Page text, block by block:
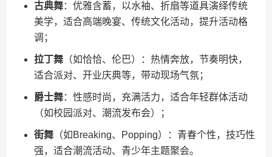
​古典舞​​：优雅含蓄，以水袖、折扇等道具演绎传统
美学，适合高端晚宴、传统文化活动，提升活动格
调；
​拉丁舞​​（如恰恰、伦巴）：热情奔放，节奏明快，
适合派对、开业庆典等，带动现场气氛；
​爵士舞​​：性感时尚，充满活力，适合年轻群体活动
（如校园派对、潮流发布会）；
​街舞​​（如Breaking、Popping）：青春个性，技巧性
强，适合潮流活动、青少年主题聚会。